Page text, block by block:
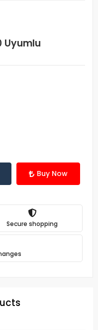
Uyumlu
Buy Now
Secure shopping